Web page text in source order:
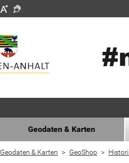
Geodaten & Karten
Geodaten & Karten GeoShop